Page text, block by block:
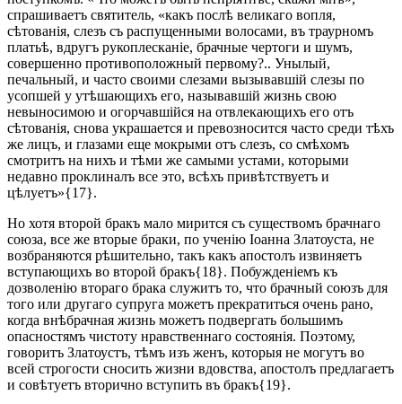
спрашиваетъ святитель, «какъ послѣ великаго вопля,
сѣтованія, слезъ съ распущенными волосами, въ траурномъ
платьѣ, вдругъ рукоплесканіе, брачные чертоги и шумъ,
совершенно противоположный первому?.. Унылый,
печальный, и часто своими слезами вызывавшій слезы по
усопшей у утѣшающихъ его, называвшій жизнь свою
невыносимою и огорчавшійся на отвлекающихъ его отъ
сѣтованія, снова украшается и превозносится часто среди тѣхъ
же лицъ, и глазами еще мокрыми отъ слезъ, со смѣхомъ
смотритъ на нихъ и тѣми же самыми устами, которыми
недавно проклиналъ все это, всѣхъ привѣтствуетъ и
цѣлуетъ»{17}.
Но хотя второй бракъ мало мирится съ существомъ брачнаго
союза, все же вторые браки, по ученію Iоанна Златоуста, не
возбраняются рѣшительно, такъ какъ апостолъ извиняетъ
вступающихъ во второй бракъ{18}. Побужденіемъ къ
дозволенію втораго брака служитъ то, что брачный союзъ для
того или другаго супруга можетъ прекратиться очень рано,
когда внѣбрачная жизнь можетъ подвергать большимъ
опасностямъ чистоту нравственнаго состоянія. Поэтому,
говоритъ Златоустъ, тѣмъ изъ женъ, которыя не могутъ во
всей строгости сносить жизни вдовства, апостолъ предлагаетъ
и совѣтуетъ вторично вступить въ бракъ{19}.